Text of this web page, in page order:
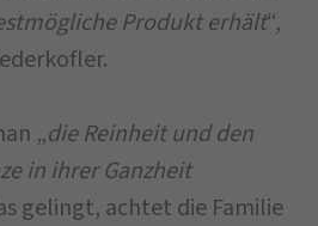
Produkt erhält“,
„die Reinheit und den
in ihrer Ganzheit
gelingt, achtet die Familie